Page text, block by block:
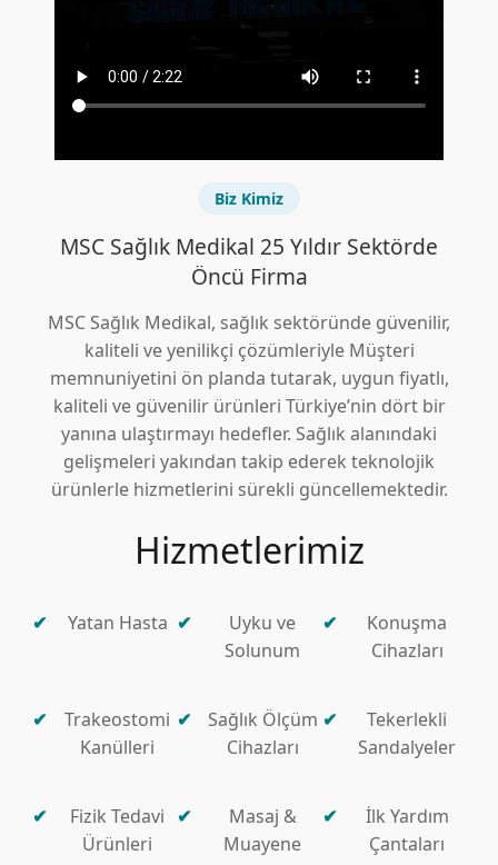
Biz Kimiz
MSC Sağlık Medikal 25 Yıldır Sektörde
Öncü Firma
MSC Sağlık Medikal, sağlık sektöründe güvenilir,
kaliteli ve yenilikçi çözümleriyle Müşteri
memnuniyetini ön planda tutarak, uygun fiyatlı,
kaliteli ve güvenilir ürünleri Türkiye’nin dört bir
yanına ulaştırmayı hedefler. Sağlık alanındaki
gelişmeleri yakından takip ederek teknolojik
ürünlerle hizmetlerini sürekli güncellemektedir.
Hizmetlerimiz
Yatan Hasta
Uyku ve
Solunum
Konuşma
Cihazları
Trakeostomi
Kanülleri
Sağlık Ölçüm
Cihazları
Tekerlekli
Sandalyeler
Fizik Tedavi
Ürünleri
Masaj &
Muayene
İlk Yardım
Çantaları